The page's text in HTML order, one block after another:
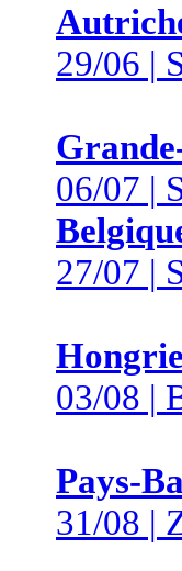
29/06 |
06/07 |
27/07 |
Hongrie
03/08 |
Pays-
31/08 |